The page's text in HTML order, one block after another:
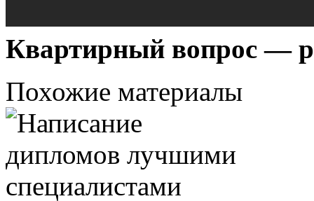
Квартирный вопрос —
Похожие материалы